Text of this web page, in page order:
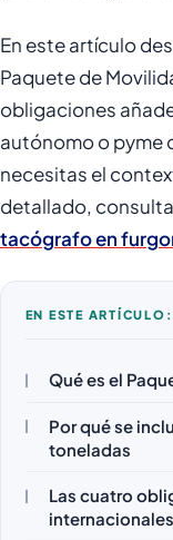
En este artículo
Paquete de
obligaciones
autónomo o pyme
necesitas el
detallado,
tacógrafo en
EN ESTE ARTÍCULO:
Qué es el
Por qué se
toneladas
Las cuatro
internacionales